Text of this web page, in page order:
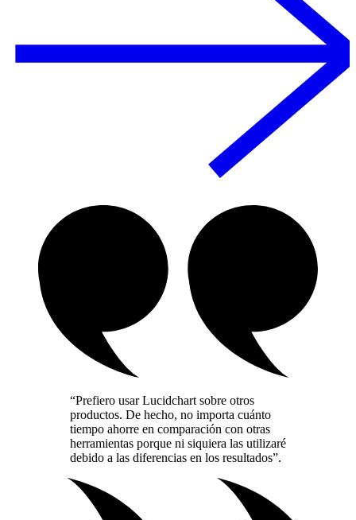
“Prefiero usar Lucidchart sobre otros
productos. De hecho, no importa cuánto
tiempo ahorre en comparación con otras
herramientas porque ni siquiera las utilizaré
debido a las diferencias en los resultados”.